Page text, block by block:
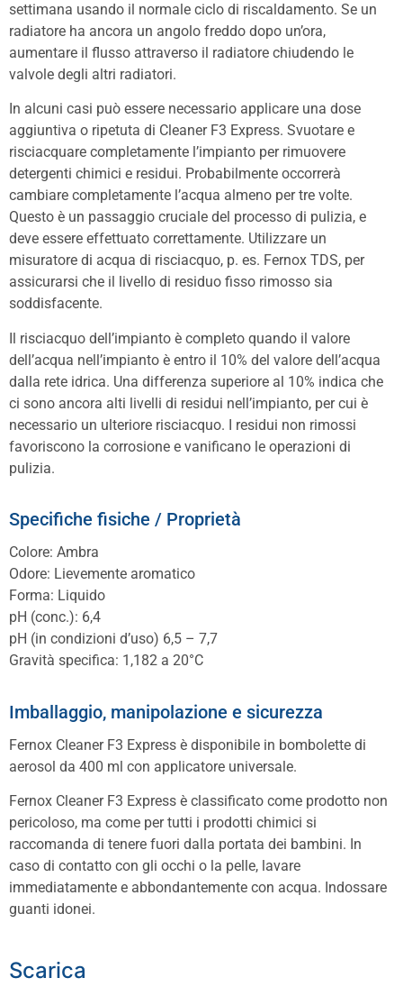
settimana usando il normale ciclo di riscaldamento. Se un
radiatore ha ancora un angolo freddo dopo un’ora,
aumentare il flusso attraverso il radiatore chiudendo le
valvole degli altri radiatori.
In alcuni casi può essere necessario applicare una dose
aggiuntiva o ripetuta di Cleaner F3 Express. Svuotare e
risciacquare completamente l’impianto per rimuovere
detergenti chimici e residui. Probabilmente occorrerà
cambiare completamente l’acqua almeno per tre volte.
Questo è un passaggio cruciale del processo di pulizia, e
deve essere effettuato correttamente. Utilizzare un
misuratore di acqua di risciacquo, p. es. Fernox TDS, per
assicurarsi che il livello di residuo fisso rimosso sia
soddisfacente.
Il risciacquo dell’impianto è completo quando il valore
dell’acqua nell’impianto è entro il 10% del valore dell’acqua
dalla rete idrica. Una differenza superiore al 10% indica che
ci sono ancora alti livelli di residui nell’impianto, per cui è
necessario un ulteriore risciacquo. I residui non rimossi
favoriscono la corrosione e vanificano le operazioni di
pulizia.
Specifiche fisiche / Proprietà
Colore: Ambra
Odore: Lievemente aromatico
Forma: Liquido
pH (conc.): 6,4
pH (in condizioni d’uso) 6,5 – 7,7
Gravità specifica: 1,182 a 20°C
Imballaggio, manipolazione e sicurezza
Fernox Cleaner F3 Express è disponibile in bombolette di
aerosol da 400 ml con applicatore universale.
Fernox Cleaner F3 Express è classificato come prodotto non
pericoloso, ma come per tutti i prodotti chimici si
raccomanda di tenere fuori dalla portata dei bambini. In
caso di contatto con gli occhi o la pelle, lavare
immediatamente e abbondantemente con acqua. Indossare
guanti idonei.
Scarica